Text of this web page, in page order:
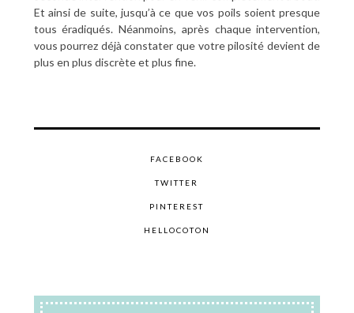
Et ainsi de suite, jusqu’à ce que vos poils soient presque
tous éradiqués. Néanmoins, après chaque intervention,
vous pourrez déjà constater que votre pilosité devient de
plus en plus discrète et plus fine.
FACEBOOK
TWITTER
PINTEREST
HELLOCOTON